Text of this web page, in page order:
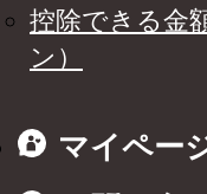
控除できる金
ン）
マイペー